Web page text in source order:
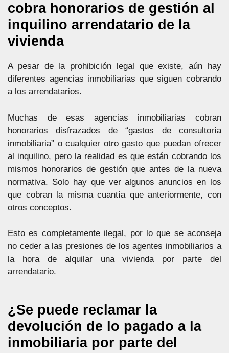
cobra honorarios de gestión al
inquilino arrendatario de la
vivienda
A pesar de la prohibición legal que existe, aún hay
diferentes agencias inmobiliarias que siguen cobrando
a los arrendatarios.
Muchas de esas agencias inmobiliarias cobran
honorarios disfrazados de “gastos de consultoría
inmobiliaria” o cualquier otro gasto que puedan ofrecer
al inquilino, pero la realidad es que están cobrando los
mismos honorarios de gestión que antes de la nueva
normativa. Solo hay que ver algunos anuncios en los
que cobran la misma cuantía que anteriormente, con
otros conceptos.
Esto es completamente ilegal, por lo que se aconseja
no ceder a las presiones de los agentes inmobiliarios a
la hora de alquilar una vivienda por parte del
arrendatario.
¿Se puede reclamar la
devolución de lo pagado a la
inmobiliaria por parte del